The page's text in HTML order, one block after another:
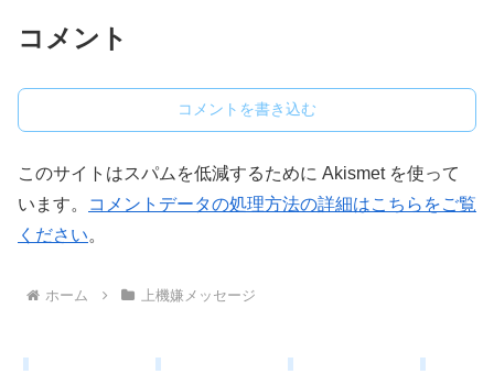
コメント
コメントを書き込む
このサイトはスパムを低減するために Akismet を使って
います。
コメントデータの処理方法の詳細はこちらをご覧
ください。
ホーム 上機嫌メッセージ